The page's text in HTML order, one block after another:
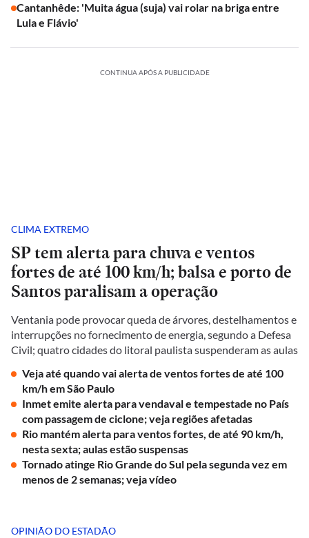
Cantanhêde: 'Muita água (suja) vai rolar na briga entre
Lula e Flávio'
CONTINUA APÓS A PUBLICIDADE
CLIMA EXTREMO
SP tem alerta para chuva e ventos
fortes de até 100 km/h; balsa e porto de
Santos paralisam a operação
Ventania pode provocar queda de árvores, destelhamentos e
interrupções no fornecimento de energia, segundo a Defesa
Civil; quatro cidades do litoral paulista suspenderam as aulas
Veja até quando vai alerta de ventos fortes de até 100
km/h em São Paulo
Inmet emite alerta para vendaval e tempestade no País
com passagem de ciclone; veja regiões afetadas
Rio mantém alerta para ventos fortes, de até 90 km/h,
nesta sexta; aulas estão suspensas
Tornado atinge Rio Grande do Sul pela segunda vez em
menos de 2 semanas; veja vídeo
OPINIÃO DO ESTADÃO